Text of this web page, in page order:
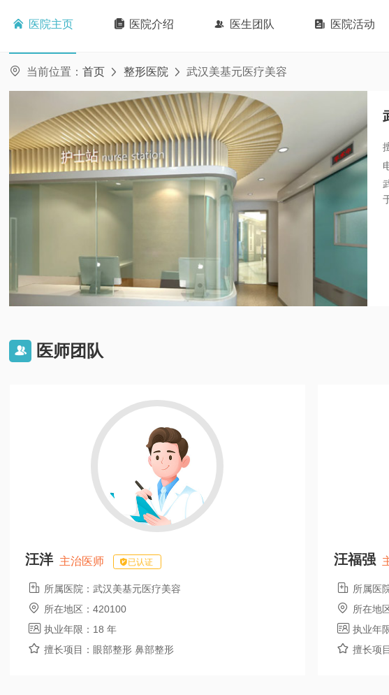
 医院主页  医院介绍  医生团队  医院活动
 当前位置： 首页  整形医院  武汉美基元医疗美容
 医师团队
汪洋 主治医师 已认证
 所属医院：武汉美基元医疗美容
 所在地区：420100
 执业年限： 18 年
 擅长项目： 眼部整形 鼻部整形
汪福强
 所属医
 所在地
 执业年
 擅长项